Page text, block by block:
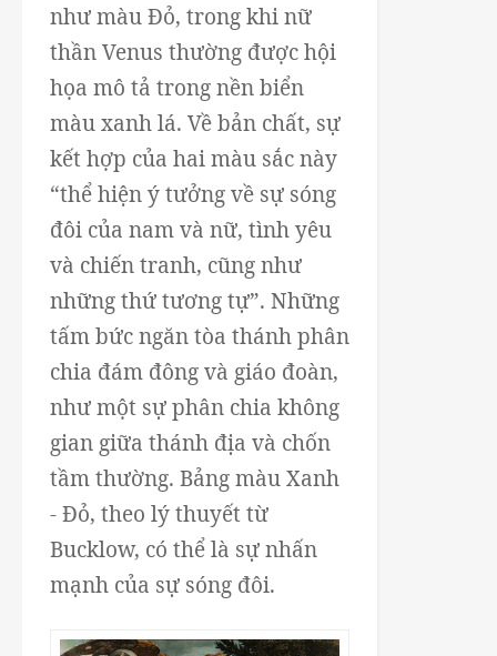
như màu Đỏ, trong khi nữ
thần Venus thường được hội
họa mô tả trong nền biển
màu xanh lá. Về bản chất, sự
kết hợp của hai màu sắc này
“thể hiện ý tưởng về sự sóng
đôi của nam và nữ, tình yêu
và chiến tranh, cũng như
những thứ tương tự”. Những
tấm bức ngăn tòa thánh phân
chia đám đông và giáo đoàn,
như một sự phân chia không
gian giữa thánh địa và chốn
tầm thường. Bảng màu Xanh
- Đỏ, theo lý thuyết từ
Bucklow, có thể là sự nhấn
mạnh của sự sóng đôi.